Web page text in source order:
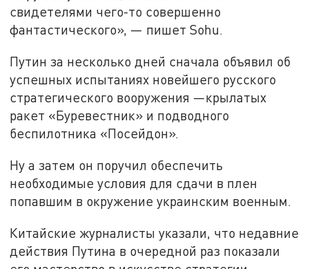
свидетелями чего-то совершенно
фантастического», — пишет Sohu.
Путин за несколько дней сначала объявил об
успешных испытаниях новейшего русского
стратегического вооружения —крылатых
ракет «Буревестник» и подводного
беспилотника «Посейдон».
Ну а затем он поручил обеспечить
необходимые условия для сдачи в плен
попавшим в окружение украинским военным.
Китайские журналисты указали, что недавние
действия Путина в очередной раз показали